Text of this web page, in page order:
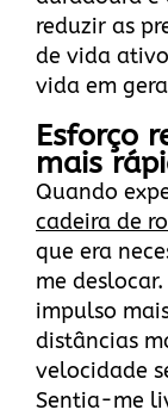
reduzir as
de vida
vida em
Esforço
mais
Quando
cadeira de
que era
me
impulso
distâncias
velocidade
Sentia-me